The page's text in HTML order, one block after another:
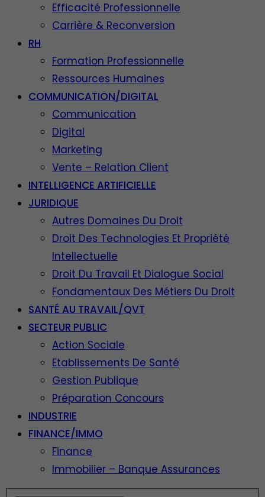
Efficacité Professionnelle
Carrière & Reconversion
RH
Formation Professionnelle
Ressources Humaines
COMMUNICATION/DIGITAL
Communication
Digital
Marketing
Vente – Relation Client
INTELLIGENCE ARTIFICIELLE
JURIDIQUE
Autres Domaines Du Droit
Droit Des Technologies Et Propriété
Intellectuelle
Droit Du Travail Et Dialogue Social
Fondamentaux Des Métiers Du Droit
SANTÉ AU TRAVAIL/QVT
SECTEUR PUBLIC
Action Sociale
Etablissements De Santé
Gestion Publique
Préparation Concours
INDUSTRIE
FINANCE/IMMO
Finance
Immobilier – Banque Assurances